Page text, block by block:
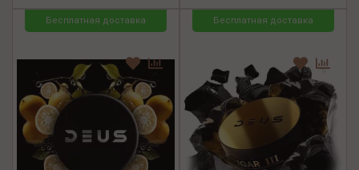
Бесплатная доставка Бесплатная доставка